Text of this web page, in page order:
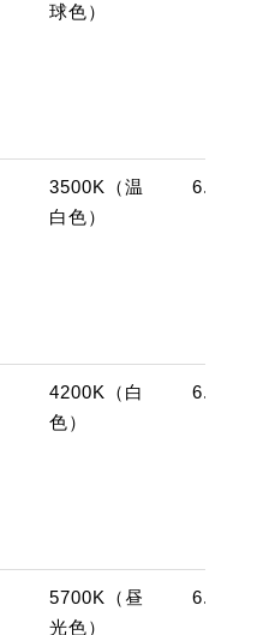
球色）
3500K（温
白色）
6.5W
4200K（白
色）
6.5W
5700K（昼
光色）
6.5W